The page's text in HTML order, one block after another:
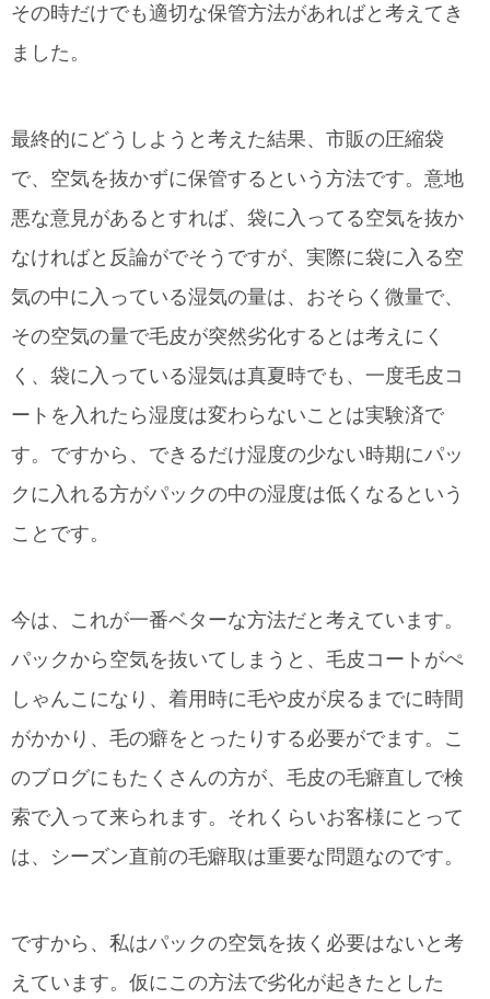
その時だけでも適切な保管方法があればと考えてき
ました。
最終的にどうしようと考えた結果、市販の圧縮袋
で、空気を抜かずに保管するという方法です。意地
悪な意見があるとすれば、袋に入ってる空気を抜か
なければと反論がでそうですが、実際に袋に入る空
気の中に入っている湿気の量は、おそらく微量で、
その空気の量で毛皮が突然劣化するとは考えにく
く、袋に入っている湿気は真夏時でも、一度毛皮コ
ートを入れたら湿度は変わらないことは実験済で
す。ですから、できるだけ湿度の少ない時期にパッ
クに入れる方がパックの中の湿度は低くなるという
ことです。
今は、これが一番ベターな方法だと考えています。
パックから空気を抜いてしまうと、毛皮コートがぺ
しゃんこになり、着用時に毛や皮が戻るまでに時間
がかかり、毛の癖をとったりする必要がでます。こ
のブログにもたくさんの方が、毛皮の毛癖直しで検
索で入って来られます。それくらいお客様にとって
は、シーズン直前の毛癖取は重要な問題なのです。
ですから、私はパックの空気を抜く必要はないと考
えています。仮にこの方法で劣化が起きたとした